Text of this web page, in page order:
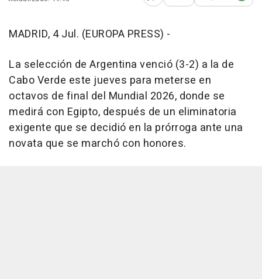
MADRID, 4 Jul. (EUROPA PRESS) -
La selección de Argentina venció (3-2) a la de
Cabo Verde este jueves para meterse en
octavos de final del Mundial 2026, donde se
medirá con Egipto, después de un eliminatoria
exigente que se decidió en la prórroga ante una
novata que se marchó con honores.